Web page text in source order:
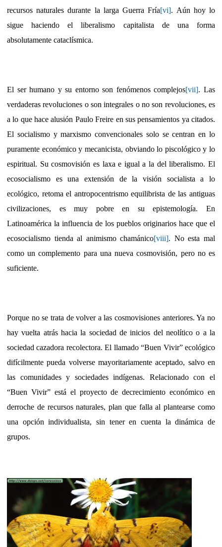
recursos naturales durante la larga Guerra Fría[vi]. Aún hoy lo
sigue haciendo el liberalismo capitalista de una forma
absolutamente cataclísmica.
El ser humano y su entorno son fenómenos complejos[vii]. Las
verdaderas revoluciones o son integrales o no son revoluciones, es
a lo que hace alusión Paulo Freire en sus pensamientos ya citados.
El socialismo y marxismo convencionales solo se centran en lo
puramente económico y mecanicista, obviando lo piscológico y lo
espiritual. Su cosmovisión es laxa e igual a la del liberalismo. El
ecosocialismo es una extensión de la visión socialista a lo
ecológico, retoma el antropocentrismo equilibrista de las antiguas
civilizaciones, es muy pobre en su epistemología. En
Latinoamérica la influencia de los pueblos originarios hace que el
ecosocialismo tienda al animismo chamánico[viii]. No esta mal
como un complemento para una nueva cosmovisión, pero no es
suficiente.
Porque no se trata de volver a las cosmovisiones anteriores. Ya no
hay vuelta atrás hacia la sociedad de inicios del neolítico o a la
sociedad cazadora recolectora. El llamado “Buen Vivir” ecológico
difícilmente pueda volverse mayoritariamente aceptado, salvo en
las comunidades y sociedades indígenas. Relacionado con el
“Buen Vivir” está el proyecto de decrecimiento económico en
derroche de recursos naturales, plan que falla al plantearse como
una opción individualista, sin tener en cuenta la dinámica de
grupos.